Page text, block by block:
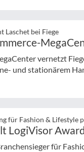
Laschet bei Fiege
vernetzt
und stationärem
für Fashion & Lifestyle
LogiVisor
für